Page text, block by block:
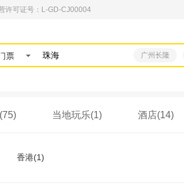
许可证号：L-GD-CJ00004
票 广州长隆
当地玩乐(1) 酒店(14)
香港(1)